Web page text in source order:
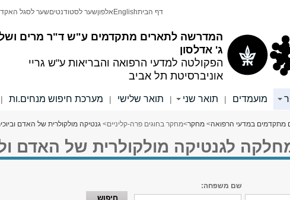
המדרשה לתארים מתקדמים ע"ש ד"ר מרים
ג' אדלסון
הפקולטה למדעי הרפואה והבריאות ע"ש גריי
אוניברסיטת תל אביב
דף הביתEnglish אלפוןשער לסטודנטיםשער לסגל
מועמדים | תואר שני | תואר שלישי | מערכת חיפוש מנחים.ות |
מתקדמים במדעי הרפואה> מחקר>מחקר בחוגים פרה-קליניים> גנטיקה מולקולרית של האדם
לגנטיקה מולקולרית של האדם
שם משפחה: